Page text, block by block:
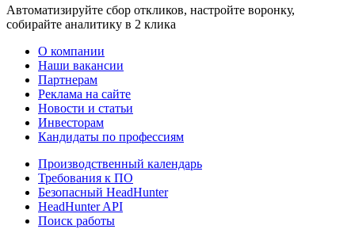
Автоматизируйте сбор откликов, настройте воронку,
собирайте аналитику в 2 клика
О компании
Наши вакансии
Партнерам
Реклама на сайте
Новости и статьи
Инвесторам
Кандидаты по профессиям
Производственный календарь
Требования к ПО
Безопасный HeadHunter
HeadHunter API
Поиск работы